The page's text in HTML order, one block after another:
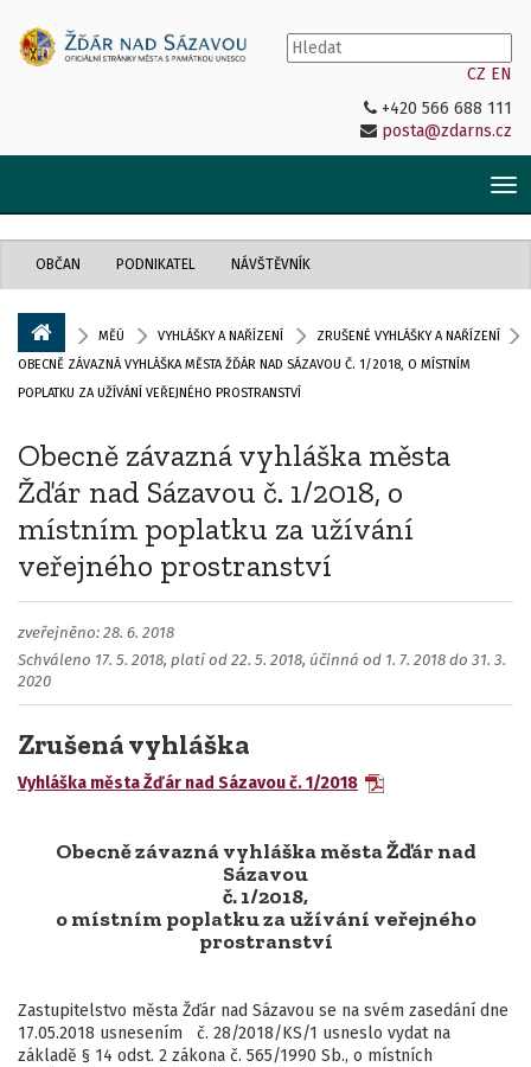
CZ EN
+420 566 688 111
posta@zdarns.cz
OBČAN PODNIKATEL NÁVŠTĚVNÍK
MĚÚ VYHLÁŠKY A NAŘÍZENÍ
ZRUŠENÉ VYHLÁŠKY A NAŘÍZENÍ
OBECNĚ ZÁVAZNÁ VYHLÁŠKA MĚSTA ŽĎÁR NAD SÁZAVOU Č. 1/2018, O MÍSTNÍM
POPLATKU ZA UŽÍVÁNÍ VEŘEJNÉHO PROSTRANSTVÍ
Obecně závazná vyhláška města
Žďár nad Sázavou č. 1/2018, o
místním poplatku za užívání
veřejného prostranství
zveřejněno: 28. 6. 2018
Schváleno 17. 5. 2018, platí od 22. 5. 2018, účinná od 1. 7. 2018 do 31. 3.
2020
Zrušená vyhláška
Vyhláška města Žďár nad Sázavou č. 1/2018
Obecně závazná vyhláška města Žďár nad
Sázavou
č. 1/2018,
o místním poplatku za užívání veřejného
prostranství
Zastupitelstvo města Žďár nad Sázavou se na svém zasedání dne
17.05.2018 usnesením č. 28/2018/KS/1 usneslo vydat na
základě § 14 odst. 2 zákona č. 565/1990 Sb., o místních